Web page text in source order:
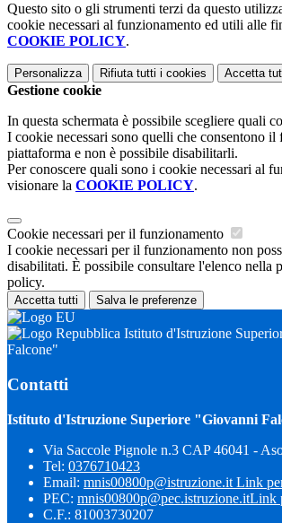
Questo sito o gli strumenti terzi da questo
cookie necessari al funzionamento ed utili alle
COOKIE POLICY.
Personalizza Rifiuta tutti i cookies Accetta
Gestione cookie
In questa schermata è possibile scegliere quali
I cookie necessari sono quelli che consentono il
piattaforma e non è possibile disabilitarli.
Per conoscere quali sono i cookie necessari al
visionare la COOKIE POLICY.
Cookie necessari per il funzionamento
I cookie necessari per il funzionamento non
disabilitati. È possibile consultare l'elenco nella
policy.
Accetta tutti Salva le preferenze
Istituto d'Istruzione
Falcone"
Contatti
Istituto d'Istruzione Superiore "Giovanni
Via Saccole Pignole n.3 CAP 46041 -
Tel: 0376710423
Email: mnis00800p@istruzione.it Link
PEC: mnis00800p@pec.istruzione.itLink
C.F.: 81003730207